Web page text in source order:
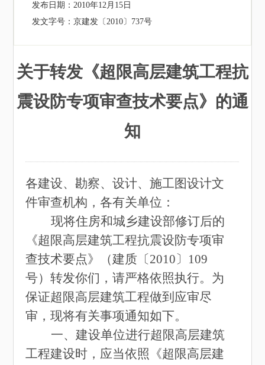
发布日期：2010年12月15日
发文字号：京建发〔2010〕737号
关于转发《超限高层建筑工程抗
震设防专项审查技术要点》的通
知
各建设、勘察、设计、施工图设计文
件审查机构，各有关单位：
现将住房和城乡建设部修订后的
《超限高层建筑工程抗震设防专项审
查技术要点》（建质〔2010〕109
号）转发你们，请严格依照执行。为
保证超限高层建筑工程做到应审尽
审，现将有关事项通知如下。
一、建设单位进行超限高层建筑
工程建设时，应当依照《超限高层建